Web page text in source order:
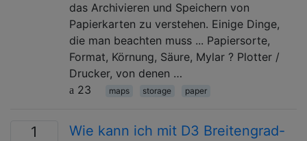
das Archivieren und Speichern von
Papierkarten zu verstehen. Einige Dinge,
die man beachten muss ... Papiersorte,
Format, Körnung, Säure, Mylar ? Plotter /
Drucker, von denen …
23
maps storage paper
1
Wie kann ich mit D3 Breitengrad-